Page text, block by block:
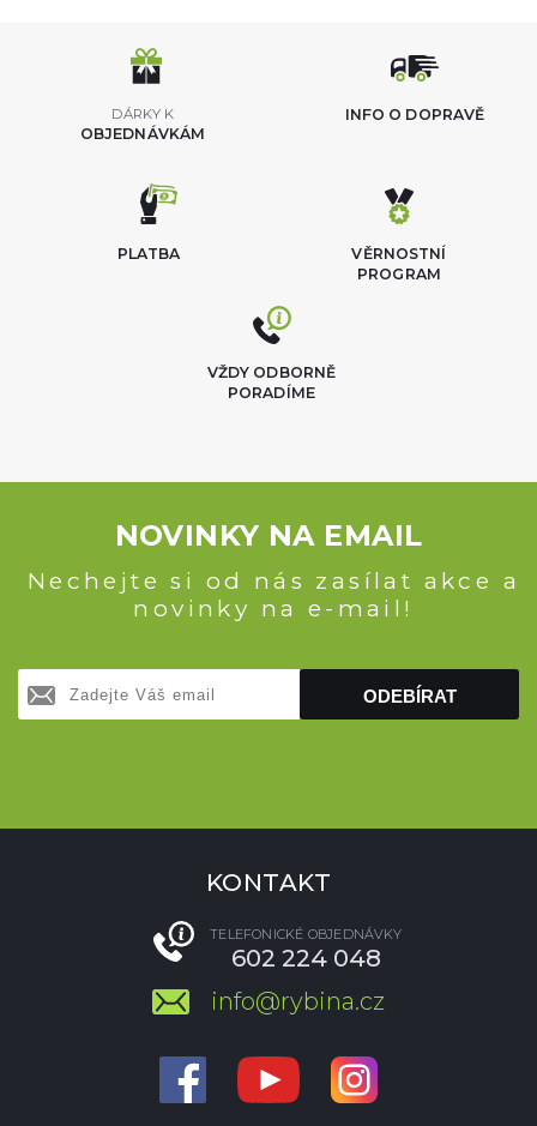
DÁRKY K
OBJEDNÁVKÁM
INFO O DOPRAVĚ
VĚRNOSTNÍ
PROGRAM
PLATBA
VŽDY ODBORNĚ
PORADÍME
NOVINKY NA EMAIL
Nechejte si od nás zasílat akce a
novinky na e-mail!
ODEBÍRAT
KONTAKT
TELEFONICKÉ OBJEDNÁVKY
602 224 048
info@rybina.cz